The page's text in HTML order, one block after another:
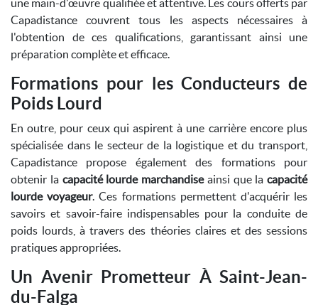
une main-d'œuvre qualifiée et attentive. Les cours offerts par
Capadistance couvrent tous les aspects nécessaires à
l'obtention de ces qualifications, garantissant ainsi une
préparation complète et efficace.
Formations pour les Conducteurs de
Poids Lourd
En outre, pour ceux qui aspirent à une carrière encore plus
spécialisée dans le secteur de la logistique et du transport,
Capadistance propose également des formations pour
obtenir la capacité lourde marchandiseainsi que la capacité
lourde voyageur. Ces formations permettent d'acquérir les
savoirs et savoir-faire indispensables pour la conduite de
poids lourds, à travers des théories claires et des sessions
pratiques appropriées.
Un Avenir Prometteur À Saint-Jean-
du-Falga